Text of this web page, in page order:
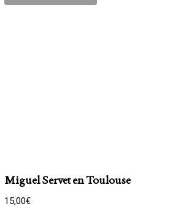
Miguel Servet en Toulouse
15,00€